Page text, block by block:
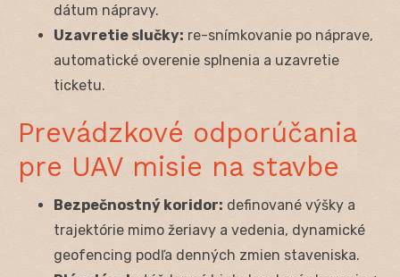
dátum nápravy.
Uzavretie slučky: re-snímkovanie po náprave,
automatické overenie splnenia a uzavretie
ticketu.
Prevádzkové odporúčania
pre UAV misie na stavbe
Bezpečnostný koridor: definované výšky a
trajektórie mimo žeriavy a vedenia, dynamické
geofencing podľa denných zmien staveniska.